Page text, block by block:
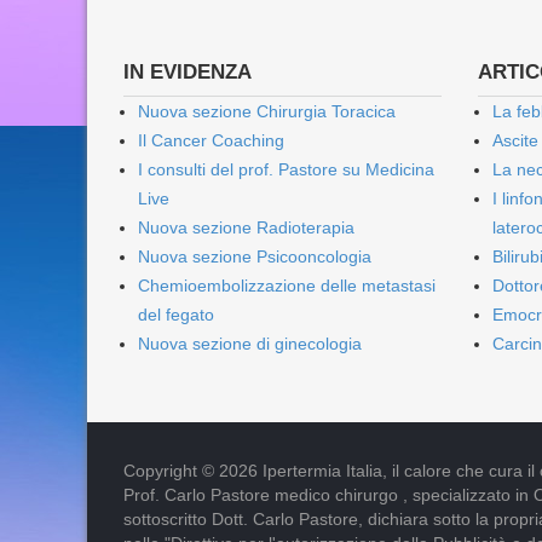
IN EVIDENZA
Nuova sezione Chirurgia Toracica
Il Cancer Coaching
I consulti del prof. Pastore su Medicina
Live
Nuova sezione Radioterapia
Nuova sezione Psicooncologia
Chemioembolizzazione delle metastasi
del fegato
Nuova sezione di ginecologia
La
La
I
Copyright © 2026 Ipertermia Italia, il calore che cura il
Prof. Carlo Pastore medico chirurgo , specializzato
sottoscritto Dott. Carlo Pastore, dichiara sotto la